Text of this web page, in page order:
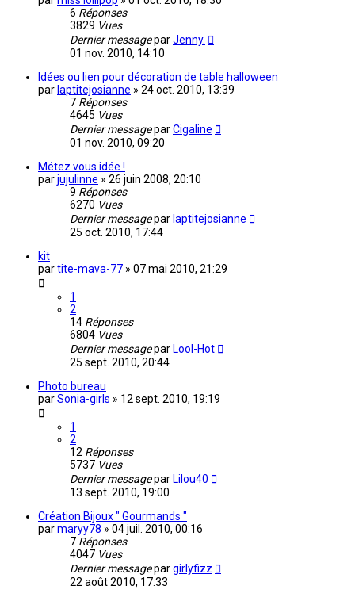
6 Réponses
3829 Vues
Dernier messageparJenny.
01 nov. 2010, 14:10
Idées ou lien pour décoration de table halloween
par laptitejosianne » 24 oct. 2010, 13:39
7 Réponses
4645 Vues
Dernier messageparCigaline
01 nov. 2010, 09:20
Métez vous idée !
parjujulinne » 26 juin 2008, 20:10
9 Réponses
6270 Vues
Dernier messagepar laptitejosianne
25 oct. 2010, 17:44
kit
partite-mava-77 » 07 mai 2010, 21:29
1
2
14 Réponses
6804 Vues
Dernier messagepar Lool-Hot
25 sept. 2010, 20:44
Photo bureau
parSonia-girls » 12 sept. 2010, 19:19
1
2
12 Réponses
5737 Vues
Dernier messagepar Lilou40
13 sept. 2010, 19:00
Création Bijoux " Gourmands "
parmaryy78 » 04 juil. 2010, 00:16
7 Réponses
4047 Vues
Dernier messagepargirlyfizz
22 août 2010, 17:33